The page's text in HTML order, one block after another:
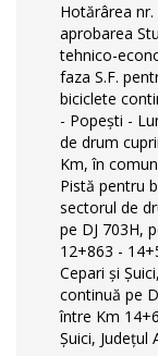
Hotărârea
aprobarea
tehnico-
faza S.F.
biciclete
- Popeşti -
de drum
Km, în
Pistă pentru
sectorul de
pe DJ 703H,
12+863 -
Cepari și
continuă pe
între Km
Șuici, Județul